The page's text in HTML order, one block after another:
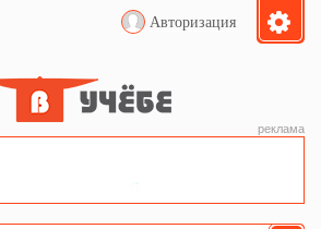
Авторизация
реклама